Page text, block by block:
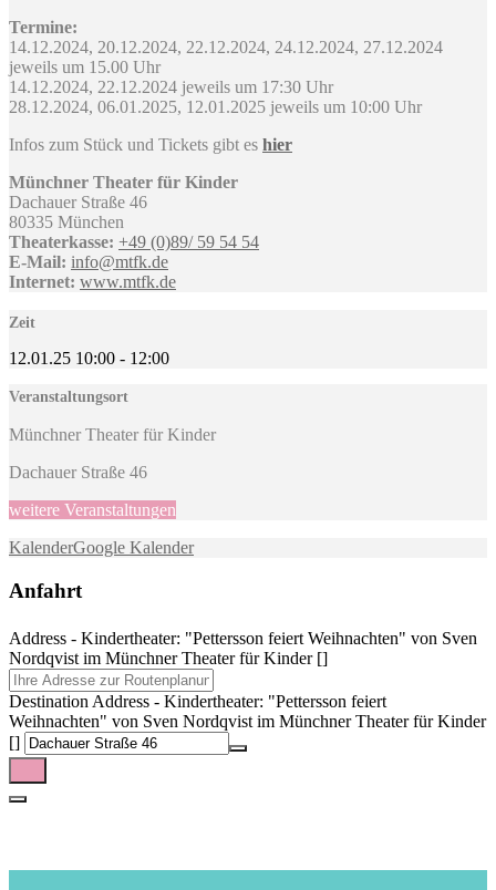
Termine:
14.12.2024, 20.12.2024, 22.12.2024, 24.12.2024, 27.12.2024
jeweils um 15.00 Uhr
14.12.2024, 22.12.2024 jeweils um 17:30 Uhr
28.12.2024, 06.01.2025, 12.01.2025 jeweils um 10:00 Uhr
Infos zum Stück und Tickets gibt es hier
Münchner Theater für Kinder
Dachauer Straße 46
80335 München
Theaterkasse: +49 (0)89/ 59 54 54
E-Mail: info@mtfk.de
Internet: www.mtfk.de
Zeit
12.01.25 10:00 - 12:00
Veranstaltungsort
Münchner Theater für Kinder
Dachauer Straße 46
weitere Veranstaltungen
KalenderGoogle Kalender
Anfahrt
Address - Kindertheater: "Pettersson feiert Weihnachten" von Sven
Nordqvist im Münchner Theater für Kinder []
Destination Address - Kindertheater: "Pettersson feiert
Weihnachten" von Sven Nordqvist im Münchner Theater für Kinder
[]